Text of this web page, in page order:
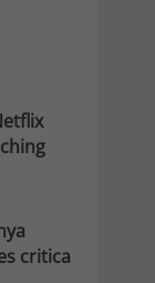
critica